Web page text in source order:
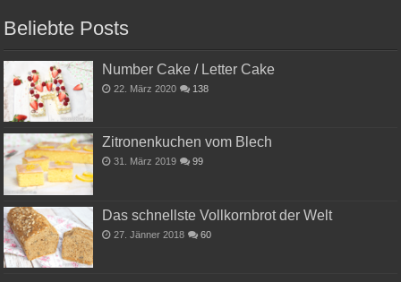
Beliebte Posts
Number Cake / Letter Cake
22. März 2020 138
Zitronenkuchen vom Blech
31. März 2019 99
Das schnellste Vollkornbrot der Welt
27. Jänner 2018 60